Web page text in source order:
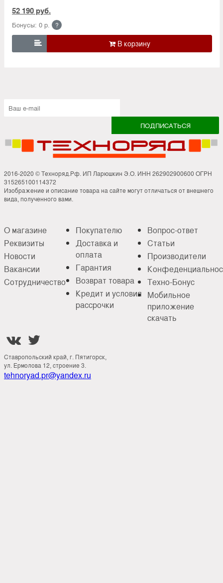
52 190 руб.
Бонусы: 0 р. ?

2016-2020 © Техноряд.Рф. ИП Ларюшкин Э.О. ИНН 262902900600 ОГРН
315265100114372
Изображение и описание товара на сайте могут отличаться от внешнего
вида, полученного вами.
О магазине
Реквизиты
Новости
Вакансии
Сотрудничество
Покупателю
Доставка и
оплата
Гарантия
Возврат товара
Кредит и условия
рассрочки
Вопрос-ответ
Статьи
Производители
Техно-Бонус
Мобильное
приложение
скачать
 
Ставропольский край, г. Пятигорск,
ул. Ермолова 12, строение 3.
tehnoryad.pr@yandex.ru